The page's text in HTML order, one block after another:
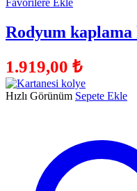
Favorilere Ekle
Rodyum
1.919,00 ₺
Hızlı Görünüm Sepete Ekle